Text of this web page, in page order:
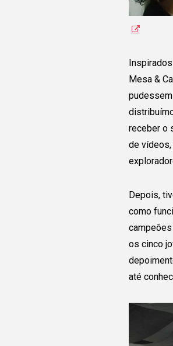
Mesa &
receber o
de
Depois,
como
os cinco
até